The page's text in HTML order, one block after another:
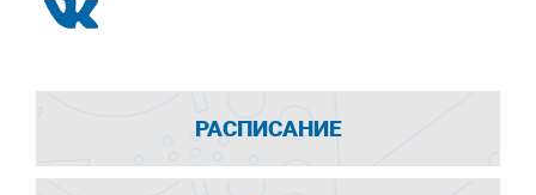
РАСПИСАНИЕ